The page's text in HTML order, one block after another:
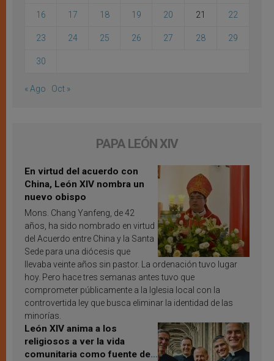
16 17 18 19 20 21 22
23 24 25 26 27 28 29
30
« Ago Oct »
PAPA LEÓN XIV
En virtud del acuerdo con
China, León XIV nombra un
nuevo obispo
Mons. Chang Yanfeng, de 42
años, ha sido nombrado en virtud
del Acuerdo entre China y la Santa
Sede para una diócesis que
llevaba veinte años sin pastor. La ordenación tuvo lugar
hoy. Pero hace tres semanas antes tuvo que
comprometer públicamente a la Iglesia local con la
controvertida ley que busca eliminar la identidad de las
minorías.
León XIV anima a los
religiosos a ver la vida
comunitaria como fuente de